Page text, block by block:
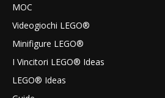
MOC
Videogiochi LEGO®
Minifigure LEGO®
I Vincitori LEGO® Ideas
LEGO® Ideas